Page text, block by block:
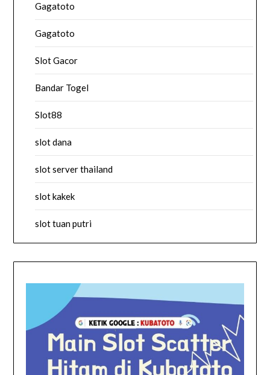
Gagatoto
Gagatoto
Slot Gacor
Bandar Togel
Slot88
slot dana
slot server thailand
slot kakek
slot tuan putri